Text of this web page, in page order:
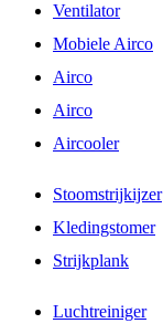
Ventilator
Mobiele Airco
Airco
Airco
Aircooler
Stoomstrijkijzer
Kledingstomer
Strijkplank
Luchtreiniger